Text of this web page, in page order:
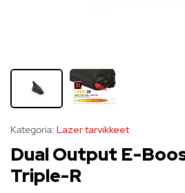
Kategoria: Lazer tarvikkeet
Dual Output E-
Triple-R